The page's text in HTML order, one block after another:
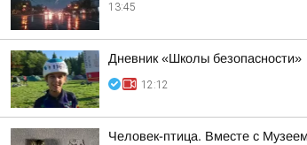
13:45
Дневник «Школы безопасности»
12:12
Человек-птица. Вместе с